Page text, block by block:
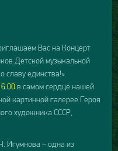
Вас на Концерт
Детской музыкальной
единства!».
в самом сердце нашей
картинной галерее Героя
художника СССР,
Игумнова – одна из